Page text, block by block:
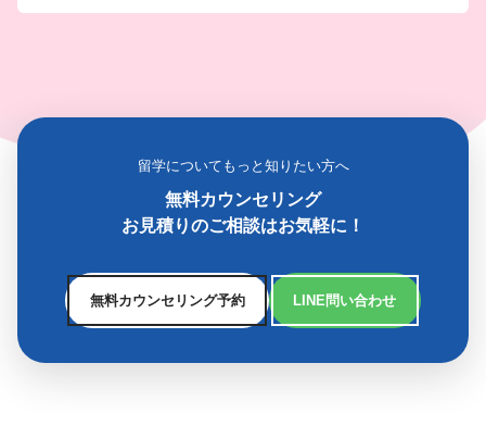
留学についてもっと知りたい方へ
無料カウンセリング
お見積りのご相談はお気軽に！
無料カウンセリング予約 LINE問い合わせ